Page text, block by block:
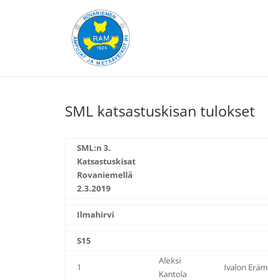
SML katsastuskisan tulokset
SML:n 3.
Katsastuskisat
Rovaniemellä
2.3.2019
Ilmahirvi
S15
1
Aleksi
Kantola
Ivalon Eräm